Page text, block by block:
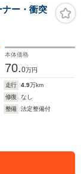
ー・衝突
本体価格
70.0万円
走行 4.9万km
修復
なし
整備
法定整備付